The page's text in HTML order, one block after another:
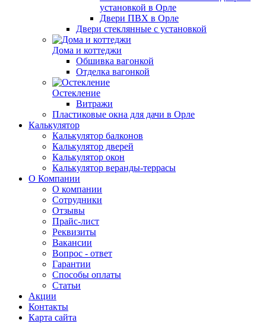
установкой в Орле
Двери ПВХ в Орле
Двери стеклянные с установкой
Дома и коттеджи
Обшивка вагонкой
Отделка вагонкой
Остекление
Витражи
Пластиковые окна для дачи в Орле
Калькулятор
Калькулятор балконов
Калькулятор дверей
Калькулятор окон
Калькулятор веранды-террасы
О Компании
О компании
Сотрудники
Отзывы
Прайс-лист
Реквизиты
Вакансии
Вопрос - ответ
Гарантии
Способы оплаты
Статьи
Акции
Контакты
Карта сайта